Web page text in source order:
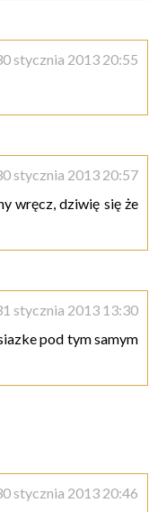
stycznia 2013 20:55
stycznia 2013 20:57
wręcz, dziwię się że
stycznia 2013 13:30
pod tym samym
stycznia 2013 20:46